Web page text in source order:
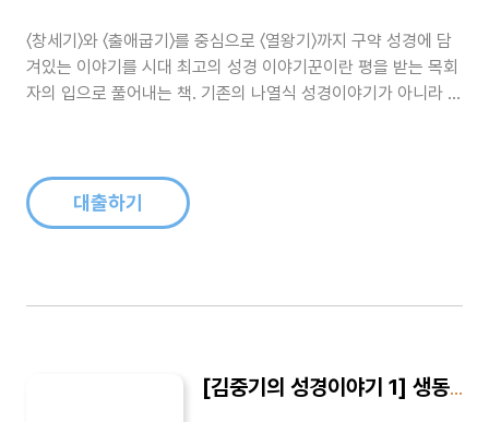
〈창세기〉와 〈출애굽기〉를 중심으로 〈열왕기〉까지 구약 성경에 담
겨있는 이야기를 시대 최고의 성경 이야기꾼이란 평을 받는 목회
자의 입으로 풀어내는 책. 기존의 나열식 성경이야기가 아니라 목
대출하기
[김중기의 성경이야기 1] 생동하는 신앙